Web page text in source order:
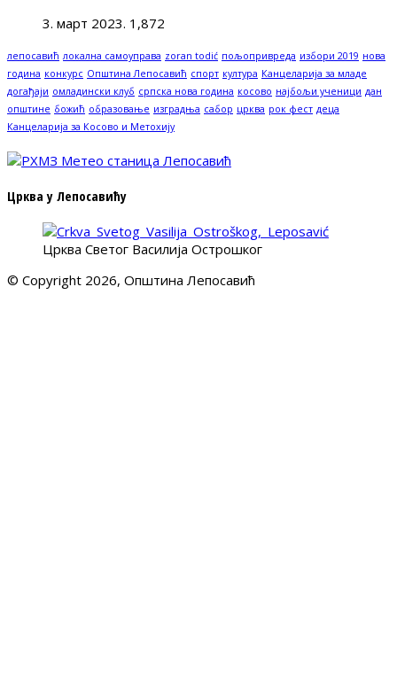
3. март 2023. 1,872
лепосавић локална самоуправа zoran todić пољопривреда избори 2019 нова
година конкурс Општина Лепосавић спорт култура Канцеларија за младе
догађаји омладински клуб српска нова година косово најбољи ученици дан
општине божић образовање изградња сабор црква рок фест деца
Канцеларија за Косово и Метохију
Црква у Лепосавићу
Црква Светог Василија Острошког
© Copyright 2026, Општина Лепосавић